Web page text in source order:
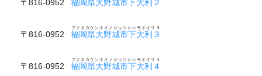
〒816-0952 福岡県大野城市下大利２
〒816-0952 福岡県大野城市下大利３
フクオカケンオオノジョウシシモオオリ３
〒816-0952 福岡県大野城市下大利４
フクオカケンオオノジョウシシモオオリ４